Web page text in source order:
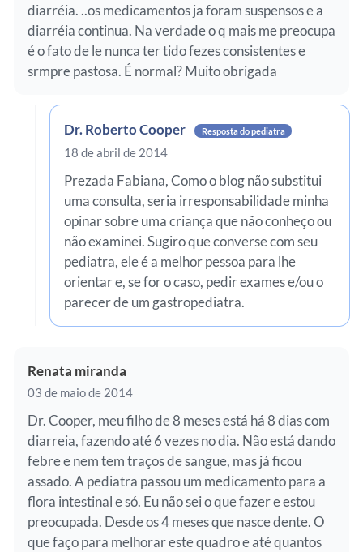
diarréia. ..os medicamentos ja foram suspensos e a
diarréia continua. Na verdade o q mais me preocupa
é o fato de le nunca ter tido fezes consistentes e
srmpre pastosa. É normal? Muito obrigada
Dr. Roberto Cooper Resposta do pediatra
18 de abril de 2014
Prezada Fabiana, Como o blog não substitui
uma consulta, seria irresponsabilidade minha
opinar sobre uma criança que não conheço ou
não examinei. Sugiro que converse com seu
pediatra, ele é a melhor pessoa para lhe
orientar e, se for o caso, pedir exames e/ou o
parecer de um gastropediatra.
Renata miranda
03 de maio de 2014
Dr. Cooper, meu filho de 8 meses está há 8 dias com
diarreia, fazendo até 6 vezes no dia. Não está dando
febre e nem tem traços de sangue, mas já ficou
assado. A pediatra passou um medicamento para a
flora intestinal e só. Eu não sei o que fazer e estou
preocupada. Desde os 4 meses que nasce dente. O
que faço para melhorar este quadro e até quantos